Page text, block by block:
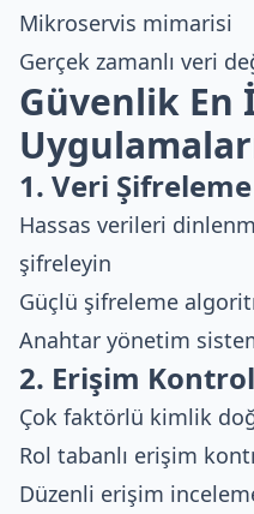
Mikroservis mimarisi
Gerçek zamanlı veri
Güvenlik En
1. Veri Şifreleme
Hassas verileri
şifreleyin
Güçlü şifreleme
Anahtar yönetim
2. Erişim
Çok faktörlü kimlik
Rol tabanlı erişim
Düzenli erişim